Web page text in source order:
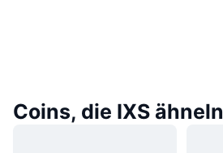
Coins, die IXS ähneln